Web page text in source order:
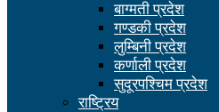
बाग्मती प्रदेश
गण्डकी प्रदेश
लुम्बिनी प्रदेश
कर्णाली प्रदेश
सुदूरपश्चिम प्रदेश
राष्ट्रिय